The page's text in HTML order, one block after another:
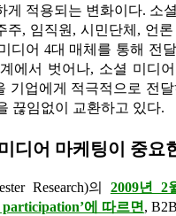
게 적용되는 변화이다. 소
주, 임직원, 시민단체, 언
디어 4대 매체를 통해 전
에서 벗어나, 소셜 미디
기업에게 적극적으로 전
끊임없이 교환하고 있다.
디어 마케팅이 중요
Research)의 2009년 2
에 따르면 ,